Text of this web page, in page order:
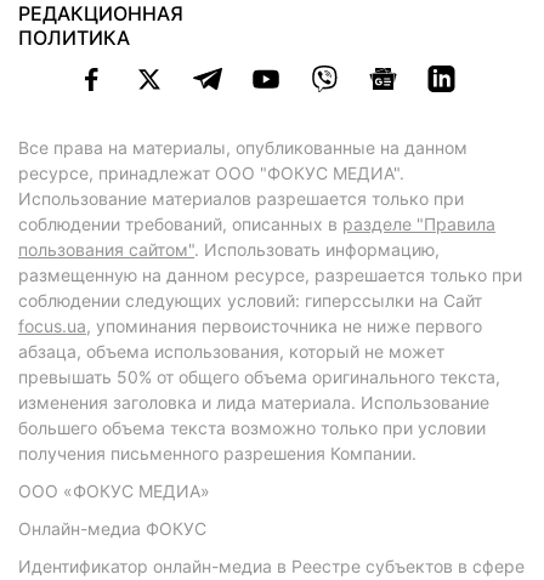
РЕДАКЦИОННАЯ
ПОЛИТИКА
Все права на материалы, опубликованные на данном
ресурсе, принадлежат ООО "ФОКУС МЕДИА".
Использование материалов разрешается только при
соблюдении требований, описанных в разделе "Правила
пользования сайтом". Использовать информацию,
размещенную на данном ресурсе, разрешается только при
соблюдении следующих условий: гиперссылки на Сайт
focus.ua, упоминания первоисточника не ниже первого
абзаца, объема использования, который не может
превышать 50% от общего объема оригинального текста,
изменения заголовка и лида материала. Использование
большего объема текста возможно только при условии
получения письменного разрешения Компании.
ООО «ФОКУС МЕДИА»
Онлайн-медиа ФОКУС
Идентификатор онлайн-медиа в Реестре субъектов в сфере